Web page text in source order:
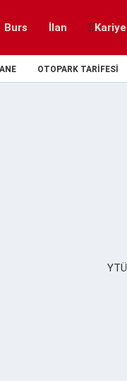
Burs İlan
OTOPARK TARIFESI